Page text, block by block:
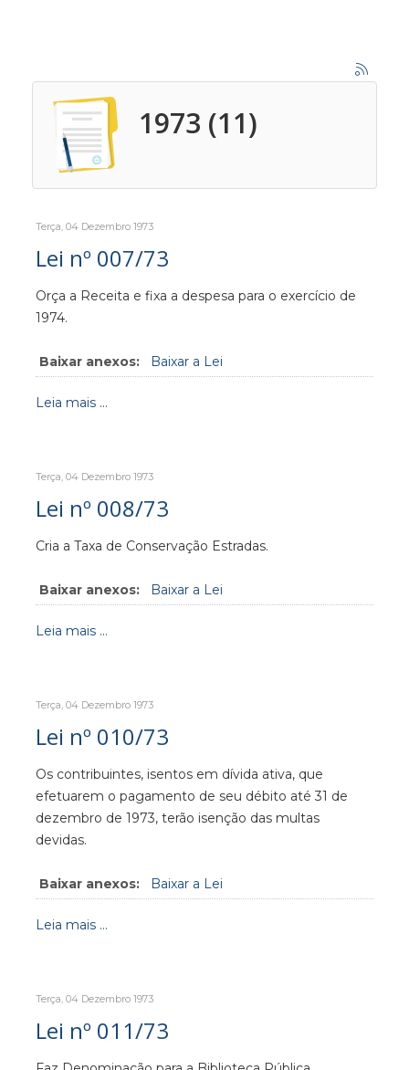
1973 (11)
Terça, 04 Dezembro 1973
Lei nº 007/73
Orça a Receita e fixa a despesa para o exercício de
1974.
Baixar anexos: Baixar a Lei
Leia mais ...
Terça, 04 Dezembro 1973
Lei nº 008/73
Cria a Taxa de Conservação Estradas.
Baixar anexos: Baixar a Lei
Leia mais ...
Terça, 04 Dezembro 1973
Lei nº 010/73
Os contribuintes, isentos em dívida ativa, que
efetuarem o pagamento de seu débito até 31 de
dezembro de 1973, terão isenção das multas
devidas.
Baixar anexos: Baixar a Lei
Leia mais ...
Terça, 04 Dezembro 1973
Lei nº 011/73